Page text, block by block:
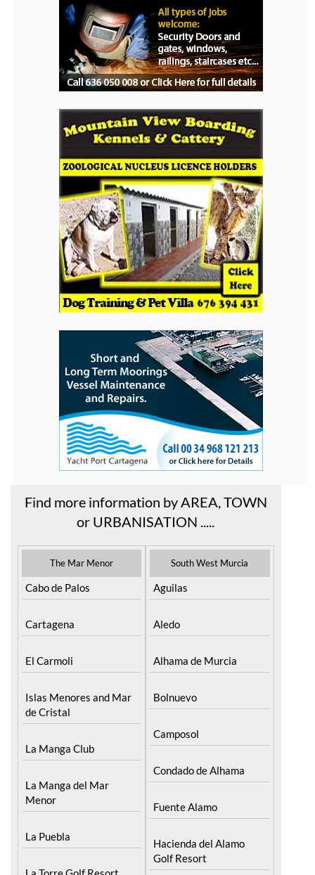
Find more information by AREA, TOWN
or URBANISATION .....
The Mar Menor
Cabo de Palos
Cartagena
El Carmoli
Islas Menores and Mar
de Cristal
La Manga Club
La Manga del Mar
Menor
La Puebla
South West Murcia
Aguilas
Aledo
Alhama de Murcia
Bolnuevo
Camposol
Condado de Alhama
Fuente Alamo
Hacienda del Alamo
Golf Resort